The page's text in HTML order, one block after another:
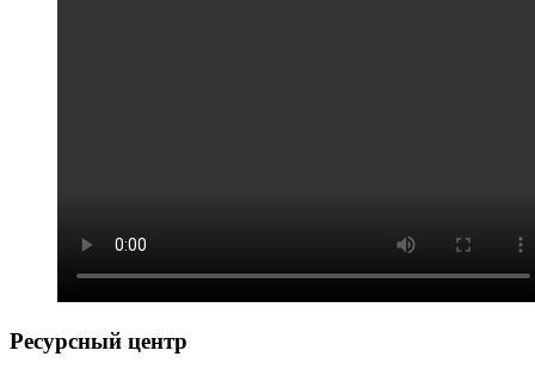
Ресурсный центр